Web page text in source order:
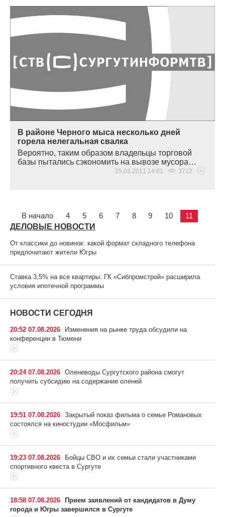
В районе Черного мыса несколько дней
горела нелегальная свалка
Вероятно, таким образом владельцы торговой
базы пытались сэкономить на вывозе мусора…
25.03.2011 14:01 3712
В начало 4 5 6 7 8 9 10 11
ДЕЛОВЫЕ НОВОСТИ
От классики до новинок: какой формат складного телефона
предпочитают жители Югры
Ставка 3,5% на все квартиры: ГК «Сибпромстрой» расширила
условия ипотечной программы
НОВОСТИ СЕГОДНЯ
20:52 07.08.2026
Изменения на рынке труда обсудили на
конференции в Тюмени
20:24 07.08.2026 Оленеводы Сургутского района смогут
получить субсидию на содержание оленей
19:51 07.08.2026 Закрытый показ фильма о семье Романовых
состоялся на киностудии «Мосфильм»
19:23 07.08.2026
Бойцы СВО и их семьи стали участниками
спортивного квеста в Сургуте
18:58 07.08.2026
Прием заявлений от кандидатов в Думу
города и Югры завершился в Сургуте